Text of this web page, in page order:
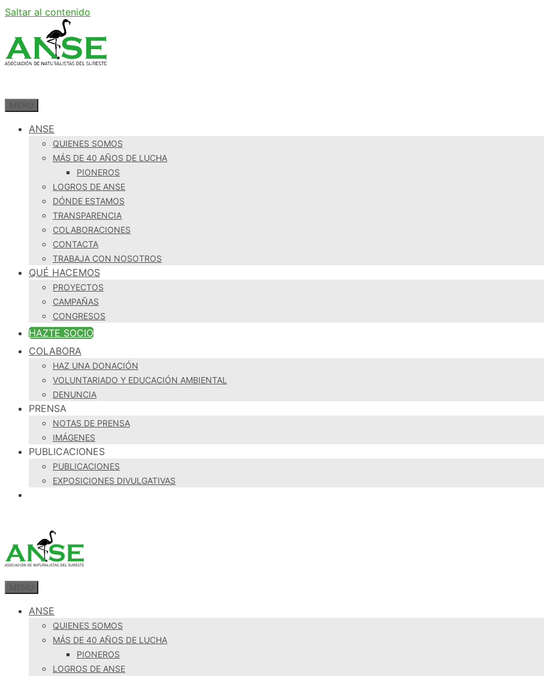
Saltar al contenido
ANSE
QUIENES SOMOS
MÁS DE 40 AÑOS DE LUCHA
PIONEROS
LOGROS DE ANSE
DÓNDE ESTAMOS
TRANSPARENCIA
COLABORACIONES
CONTACTA
TRABAJA CON NOSOTROS
QUÉ HACEMOS
PROYECTOS
CAMPAÑAS
CONGRESOS
HAZTE SOCIO
COLABORA
HAZ UNA DONACIÓN
VOLUNTARIADO Y EDUCACIÓN AMBIENTAL
DENUNCIA
PRENSA
NOTAS DE PRENSA
IMÁGENES
PUBLICACIONES
PUBLICACIONES
EXPOSICIONES DIVULGATIVAS
ANSE
QUIENES SOMOS
MÁS DE 40 AÑOS DE LUCHA
PIONEROS
LOGROS DE ANSE